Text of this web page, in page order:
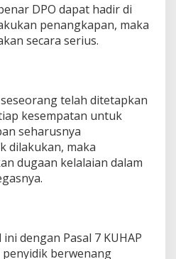
DPO dapat hadir di
penangkapan, maka
secara serius.
telah ditetapkan
kesempatan untuk
seharusnya
dilakukan, maka
dugaan kelalaian dalam
dengan Pasal 7 KUHAP
berwenang